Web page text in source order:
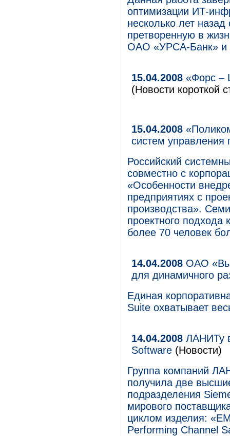
оптимизации ИТ-
несколько лет
претворенную в
ОАО «УРСА-Банк» и
15.04.2008 «Форс –
(Новости короткой
15.04.2008
систем управления
Российский
совместно с
«Особенности
предприятиях с
производства».
проектного подхода
более 70 человек
14.04.2008 ОАО
для динамичного
Единая
Suite охватывает
14.04.2008 ЛАНИТу
Software (Новости)
Группа компаний
получила две
подразделения
мирового
циклом изделия:
Performing Channel